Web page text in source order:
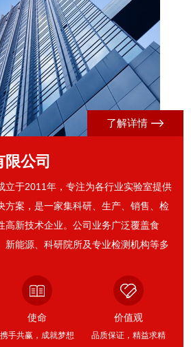
了解详情
公司
立于2011年，专注为各行业实验室提供
方案，是一家集科研、生产、销售、检
高新技术企业。公司业务广泛覆盖食
新能源、科研院所及专业检测机构等多
，公司技术实力稳步提升，现已拥有数
顺利通过ISO质量管理体系认证，凭借
获评高新技术企业，逐步成长为国内软
骨干供应商。同时，公司创新...
使命
携手共赢，成就梦想
价值观
品质保证，精益求精